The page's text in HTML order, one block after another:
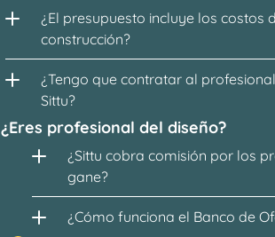
¿El presupuesto incluye los costos
construcción?
¿Tengo que contratar al
Sittu?
¿Eres profesional del diseño?
¿Sittu cobra comisión por los
gane?
¿Cómo funciona el Banco de